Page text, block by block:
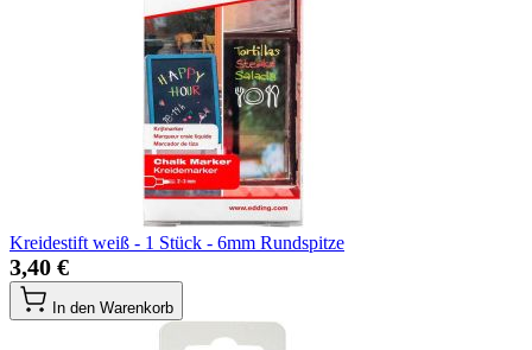
Kreidestift weiß - 1 Stück - 6mm Rundspitze
3,40 €
In den Warenkorb